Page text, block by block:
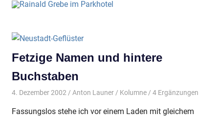
Fetzige Namen und hintere
Buchstaben
4. Dezember 2002 Anton Launer Kolumne/ 4 Ergänzungen
Fassungslos stehe ich vor einem Laden mit gleichem